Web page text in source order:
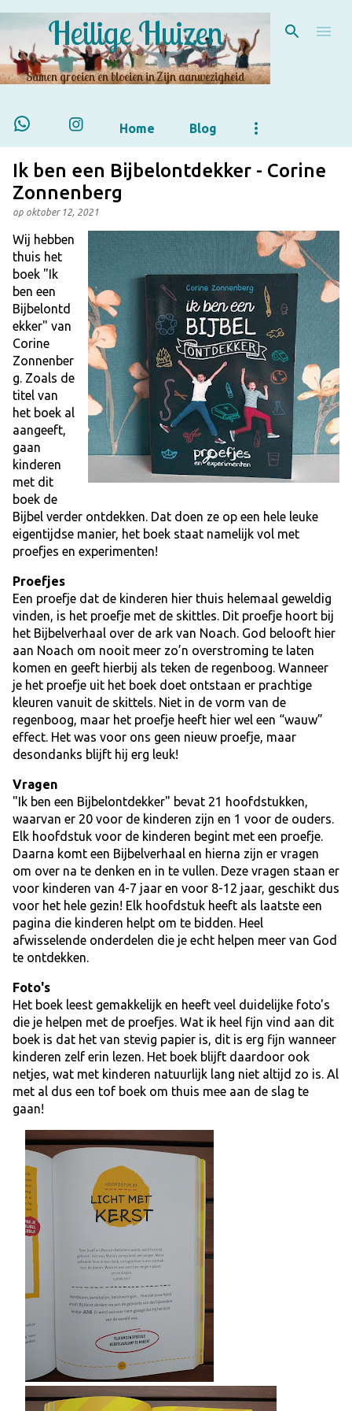
Doorgaan naar hoofdcontent
Heilige Huizen
Samen groeien en bloeien in Zijn aanwezigheid
Home Blog
Ik ben een Bijbelontdekker - Corine
Zonnenberg
op oktober 12, 2021
Wij hebben
thuis het
boek "Ik
ben een
Bijbelontd
ekker" van
Corine
Zonnenber
g. Zoals de
titel van
het boek al
aangeeft,
gaan
kinderen
met dit
boek de
Bijbel verder ontdekken. Dat doen ze op een hele leuke
eigentijdse manier, het boek staat namelijk vol met
proefjes en experimenten!
Proefjes
Een proefje dat de kinderen hier thuis helemaal geweldig
vinden, is het proefje met de skittles. Dit proefje hoort bij
het Bijbelverhaal over de ark van Noach. God belooft hier
aan Noach om nooit meer zo’n overstroming te laten
komen en geeft hierbij als teken de regenboog. Wanneer
je het proefje uit het boek doet ontstaan er prachtige
kleuren vanuit de skittels. Niet in de vorm van de
regenboog, maar het proefje heeft hier wel een “wauw”
effect. Het was voor ons geen nieuw proefje, maar
desondanks blijft hij erg leuk!
Vragen
"Ik ben een Bijbelontdekker" bevat 21 hoofdstukken,
waarvan er 20 voor de kinderen zijn en 1 voor de ouders.
Elk hoofdstuk voor de kinderen begint met een proefje.
Daarna komt een Bijbelverhaal en hierna zijn er vragen
om over na te denken en in te vullen. Deze vragen staan er
voor kinderen van 4-7 jaar en voor 8-12 jaar, geschikt dus
voor het hele gezin! Elk hoofdstuk heeft als laatste een
pagina die kinderen helpt om te bidden. Heel
afwisselende onderdelen die je echt helpen meer van God
te ontdekken.
Foto's
Het boek leest gemakkelijk en heeft veel duidelijke foto's
die je helpen met de proefjes. Wat ik heel fijn vind aan dit
boek is dat het van stevig papier is, dit is erg fijn wanneer
kinderen zelf erin lezen. Het boek blijft daardoor ook
netjes, wat met kinderen natuurlijk lang niet altijd zo is. Al
met al dus een tof boek om thuis mee aan de slag te
gaan!